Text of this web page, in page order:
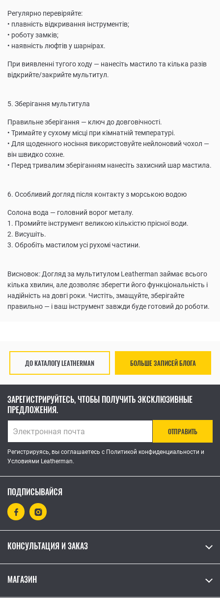
Регулярно перевіряйте:
• плавність відкривання інструментів;
• роботу замків;
• наявність люфтів у шарнірах.
При виявленні тугого ходу — нанесіть мастило та кілька разів
відкрийте/закрийте мультитул.
5. Зберігання мультитула
Правильне зберігання — ключ до довговічності.
• Тримайте у сухому місці при кімнатній температурі.
• Для щоденного носіння використовуйте нейлоновий чохол —
він швидко сохне.
• Перед тривалим зберіганням нанесіть захисний шар мастила.
6. Особливий догляд після контакту з морською водою
Солона вода — головний ворог металу.
1. Промийте інструмент великою кількістю прісної води.
2. Висушіть.
3. Обробіть мастилом усі рухомі частини.
Висновок: Догляд за мультитулом Leatherman займає всього
кілька хвилин, але дозволяє зберегти його функціональність і
надійність на довгі роки. Чистіть, змащуйте, зберігайте
правильно — і ваш інструмент завжди буде готовий до роботи.
ДО КАТАЛОГУ LEATHERMAN БОЛЬШЕ ЗАПИСЕЙ БЛОГА
ЗАРЕГИСТРИРУЙТЕСЬ, ЧТОБЫ ПОЛУЧИТЬ ЭКСКЛЮЗИВНЫЕ
ПРЕДЛОЖЕНИЯ.
ОТПРАВИТЬ
Регистрируясь, вы соглашаетесь с Политикой конфиденциальности и
Условиями Leatherman.
ПОДПИСЫВАЙСЯ
КОНСУЛЬТАЦИЯ И ЗАКАЗ
МАГАЗИН